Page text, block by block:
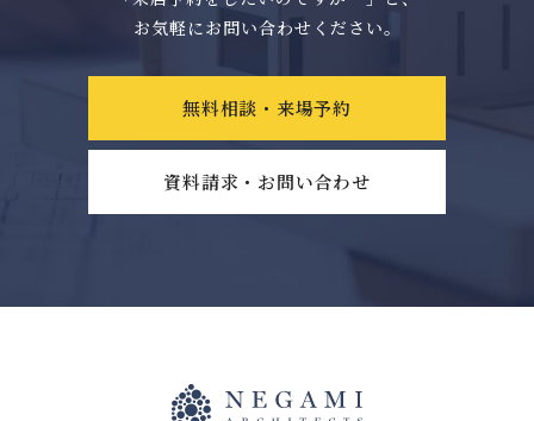
お気軽にお問い合わせください。
無料相談・来場予約
資料請求・お問い合わせ